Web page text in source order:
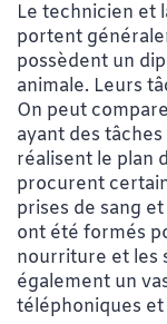
Le technicien et
portent
possèdent un
animale. Leurs
On peut
ayant des
réalisent le plan
procurent
prises de sang
ont été formés
nourriture et les
également un
téléphoniques et